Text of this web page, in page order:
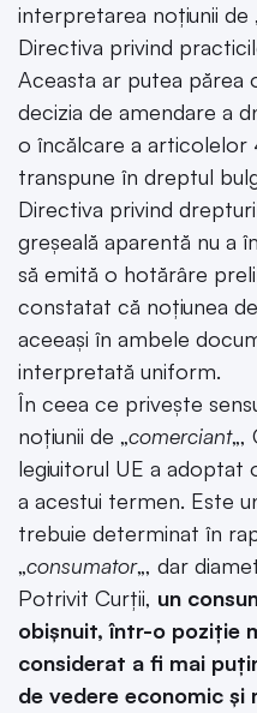
interpretarea noțiunii de
Directiva privind
Aceasta ar putea părea
decizia de amendare a
o încălcare a articolelor
transpune în dreptul
Directiva privind
greșeală aparentă nu a
să emită o hotărâre
constatat că noțiunea
aceeași în ambele
interpretată uniform.
În ceea ce privește
noțiunii de „comerciant„,
legiuitorul UE a adoptat
a acestui termen. Este
trebuie determinat în
„consumator„, dar
Potrivit Curții, un
obișnuit, într-o poziție
considerat a fi mai
de vedere economic